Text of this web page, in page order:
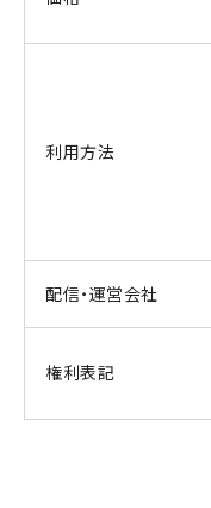
利用方法
配信・運営会社
権利表記